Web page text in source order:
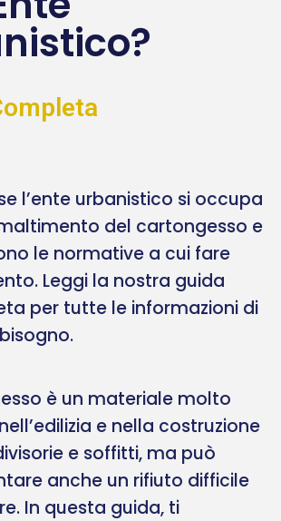
l’ente urbanistico si occupa
del cartongesso e
le normative a cui fare
Leggi la nostra guida
per tutte le informazioni di
è un materiale molto
e nella costruzione
e soffitti, ma può
anche un rifiuto difficile
In questa guida, ti